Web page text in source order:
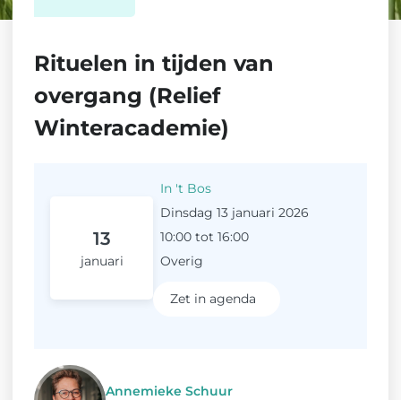
Rituelen in tijden van
overgang (Relief
Winteracademie)
13
januari
In 't Bos
Dinsdag 13 januari 2026
10:00 tot 16:00
Overig
Zet in agenda
Annemieke Schuur